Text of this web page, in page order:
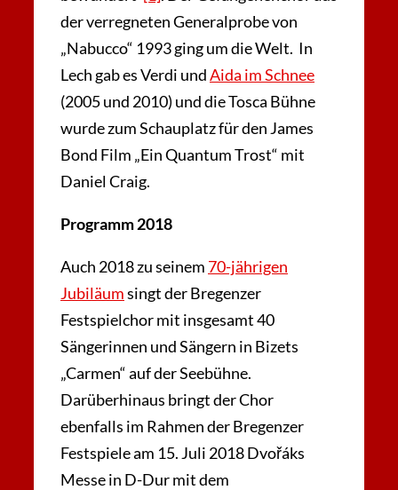
der verregneten Generalprobe von
„Nabucco“ 1993 ging um die Welt. In
Lech gab es Verdi undAida im Schnee
(2005 und 2010) und die Tosca Bühne
wurde zum Schauplatz für den James
Bond Film „Ein Quantum Trost“ mit
Daniel Craig.
Programm 2018
Auch 2018 zu seinem 70-jährigen
Jubiläumsingt der Bregenzer
Festspielchor mit insgesamt 40
Sängerinnen und Sängern in Bizets
„Carmen“ auf der Seebühne.
Darüberhinaus bringt der Chor
ebenfalls im Rahmen der Bregenzer
Festspiele am 15. Juli 2018 Dvořáks
Messe in D-Dur mit dem